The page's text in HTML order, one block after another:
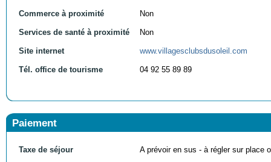
Commerce à proximité Non
Services de santé à proximité Non
Site internet www.villagesclubsdusoleil.com
Tél. office de tourisme 04 92 55 89 89
Paiement
Taxe de séjour A prévoir en sus - à régler sur place